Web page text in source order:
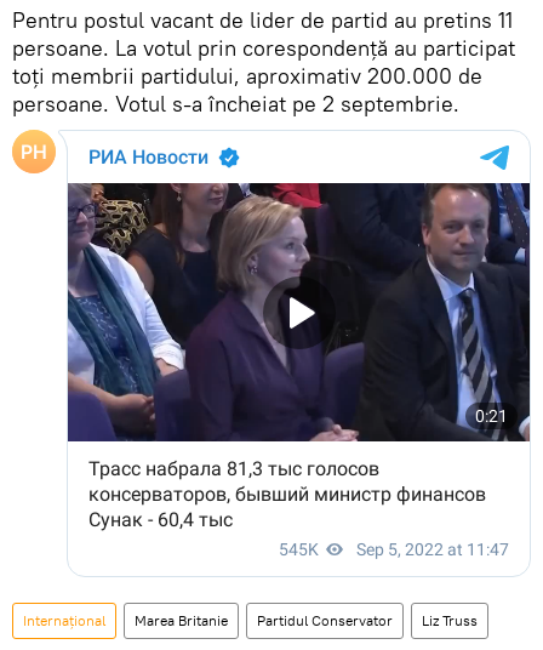
Pentru postul vacant de lider de partid au pretins 11
persoane. La votul prin corespondență au participat
toți membrii partidului, aproximativ 200.000 de
persoane. Votul s-a încheiat pe 2 septembrie.
Internațional Marea Britanie Partidul Conservator Liz Truss